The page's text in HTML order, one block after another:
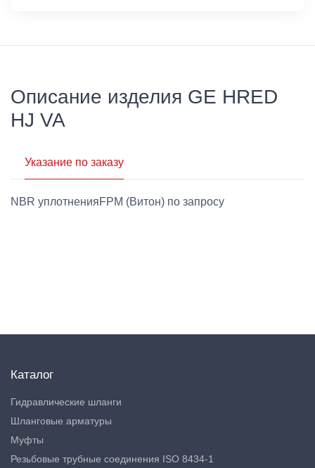
Описание изделия GE HRED
HJ VA
Указание по заказу
NBR уплотненияFPM (Витон) по запросу
Каталог
Гидравлические шланги
Шланговые арматуры
Муфты
Резьбовые трубные соединения ISO 8434-1